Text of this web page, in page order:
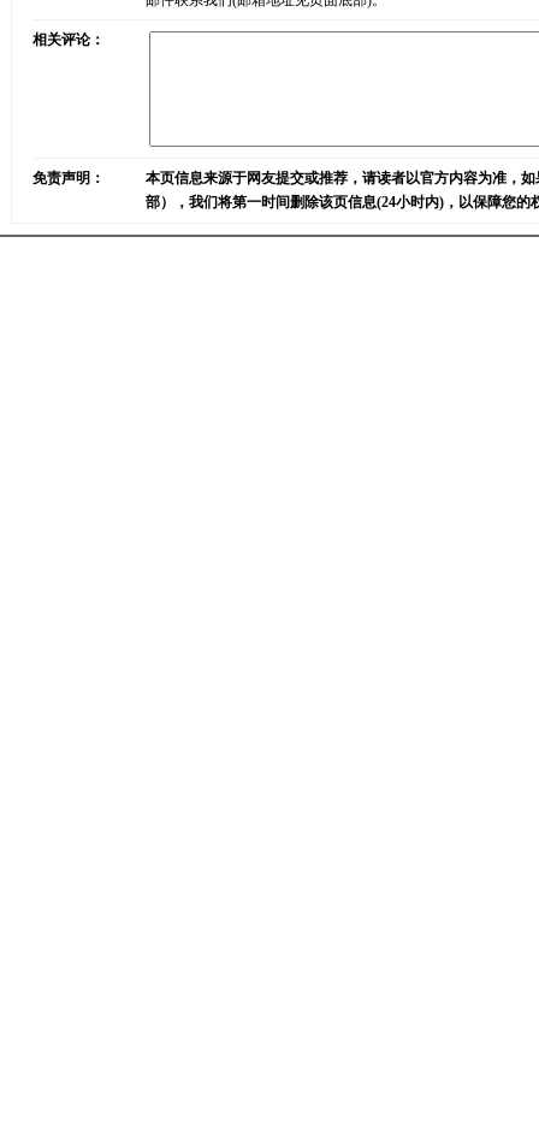
相关评论：
免责声明：
本页信息来源于网友提交或推荐，请读者以官方内容为准，
部），我们将第一时间删除该页信息(24小时内)，以保障您的